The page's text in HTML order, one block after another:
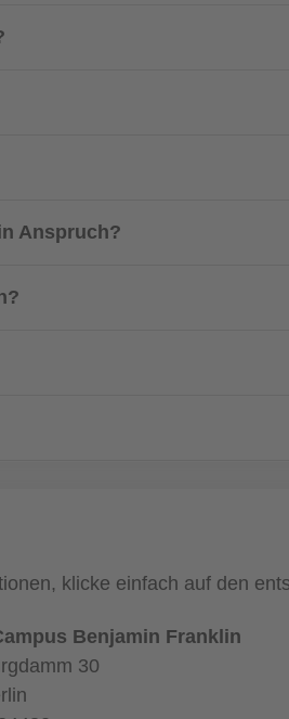
Anspruch?
klicke einfach auf den
Benjamin Franklin
30